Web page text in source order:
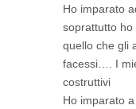
Ho imparato
soprattutto ho
quello che gli
facessi…. I
costruttivi
Ho imparato